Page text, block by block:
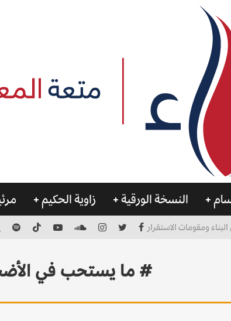
النسخة الورقية زاوية الحكيم
ومقومات الاستقرار
# ما يستحب في